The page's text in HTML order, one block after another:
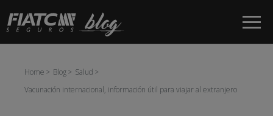
Saltar al contenido principal
Home Blog
Salud
Vacunación internacional, información útil para viajar al extranjero